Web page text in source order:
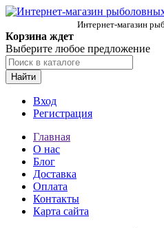
Интернет-магазин
Корзина ждет
Выберите любое предложение
Найти
Вход
Регистрация
Главная
О нас
Блог
Доставка
Оплата
Контакты
Карта сайта